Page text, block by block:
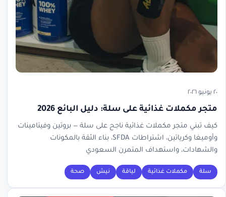
٢٠ يونيو ٢٠٢٦
متجر مكملات غذائية على سلة: دليل البائع 2026
كيف تبني متجر مكملات غذائية ناجح على سلة — بروتين وفيتامينات
وأوميغا وكرياتين، اشتراطات SFDA، بناء الثقة بالمكونات
والشهادات، واستهداف المتمرن السعودي
سلة مكملات غذائية لياقة نيش صحة